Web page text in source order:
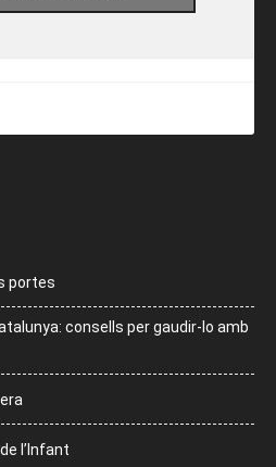
portes
consells per gaudir-lo amb
l’Infant